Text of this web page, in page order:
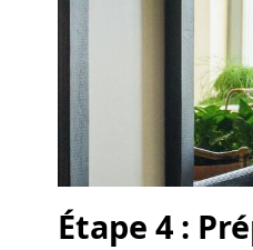
Étape 4 :